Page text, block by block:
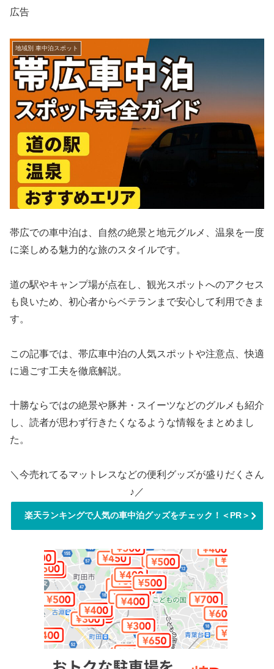
広告
地域別 車中泊スポット
帯広での車中泊は、自然の絶景と地元グルメ、温泉を一度
に楽しめる魅力的な旅のスタイルです。
道の駅やキャンプ場が点在し、観光スポットへのアクセス
も良いため、初心者からベテランまで安心して利用できま
す。
この記事では、帯広車中泊の人気スポットや注意点、快適
に過ごす工夫を徹底解説。
十勝ならではの絶景や豚丼・スイーツなどのグルメも紹介
し、読者が思わず行きたくなるような情報をまとめまし
た。
＼今売れてるマットレスなどの便利グッズが盛りだくさん
♪／
楽天ランキングで人気の車中泊グッズをチェック！＜PR＞